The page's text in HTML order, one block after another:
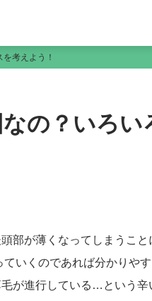
考えよう！
の？いろい
部が薄くなってしまうこ
いくのであれば分かりや
が進行している…という辛